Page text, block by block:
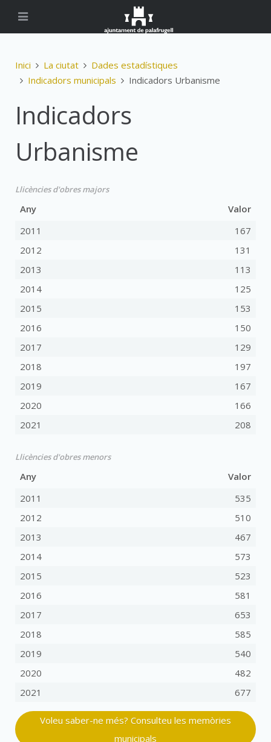
Inici La ciutat
Dades estadístiques
Indicadors municipals
Indicadors Urbanisme
Indicadors
Urbanisme
Llicències d'obres majors
Any
Valor
2011
167
2012
131
2013
113
2014
125
2015
153
2016
150
2017
129
2018
197
2019
167
2020
166
2021
208
Llicències d'obres menors
Any
Valor
2011
535
2012
510
2013
467
2014
573
2015
523
2016
581
2017
653
2018
585
2019
540
2020
482
2021
677
Voleu saber-ne més? Consulteu les memòries
municipals